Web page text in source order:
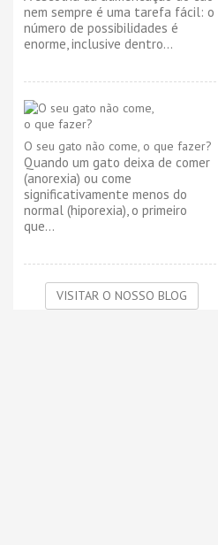
nem sempre é uma tarefa fácil: o
número de possibilidades é
enorme, inclusive dentro...
O seu gato não come, o que fazer?
Quando um gato deixa de comer
(anorexia) ou come
significativamente menos do
normal (hiporexia), o primeiro
que...
VISITAR O NOSSO BLOG